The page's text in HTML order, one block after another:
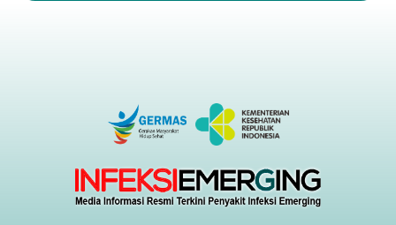
Penyakit virus Hanta di Kapal Pesiar Keberangkatan
04 May 2026